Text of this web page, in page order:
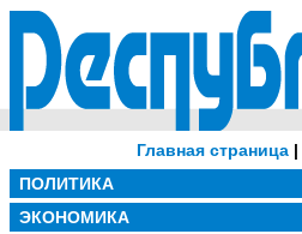
Главная страница|
ПОЛИТИКА
ЭКОНОМИКА